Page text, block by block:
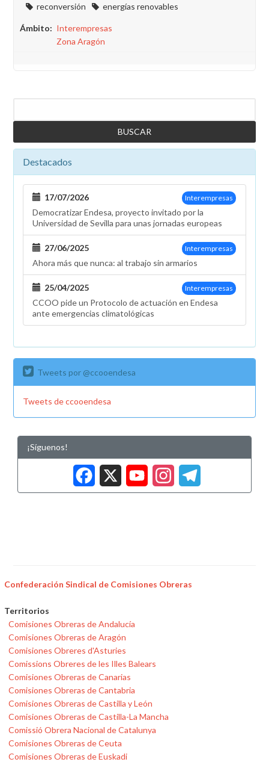
reconversión
energías renovables
Ámbito
Interempresas
Zona Aragón
Destacados
Interempresas
17/07/2026
Democratizar Endesa, proyecto invitado por la
Universidad de Sevilla para unas jornadas europeas
Interempresas
27/06/2025
Ahora más que nunca: al trabajo sin armarios
Interempresas
25/04/2025
CCOO pide un Protocolo de actuación en Endesa
ante emergencias climatológicas
Tweets por @ccooendesa
Tweets de ccooendesa
¡Síguenos!
Facebook
X
Confederación Sindical de Comisiones Obreras
Territorios
Comisiones Obreras de Andalucía
Comisiones Obreras de Aragón
Comisiones Obreres d'Asturies
Comissions Obreres de les Illes Balears
Comisiones Obreras de Canarias
Comisiones Obreras de Cantabria
Comisiones Obreras de Castilla y León
Comisiones Obreras de Castilla-La Mancha
Comissió Obrera Nacional de Catalunya
Comisiones Obreras de Ceuta
Comisiones Obreras de Euskadi